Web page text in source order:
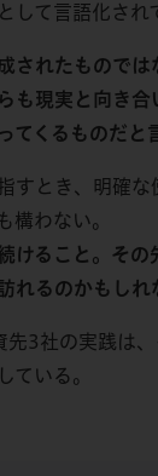
して言語化され
されたものでは
も現実と向き合
てくるものだと
すとき、明確な
構わない。
けること。その
れるのかもしれ
先3社の実践は
ている。